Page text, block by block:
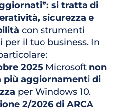
si tratta di
sicurezza e
con strumenti
per il tuo business. In
2025 Microsoft non
più aggiornamenti di
per Windows 10.
2/2026 di ARCA